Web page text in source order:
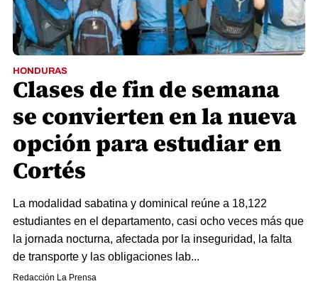
HONDURAS
Clases de fin de semana
se convierten en la nueva
opción para estudiar en
Cortés
La modalidad sabatina y dominical reúne a 18,122
estudiantes en el departamento, casi ocho veces más que
la jornada nocturna, afectada por la inseguridad, la falta
de transporte y las obligaciones lab...
Redacción La Prensa